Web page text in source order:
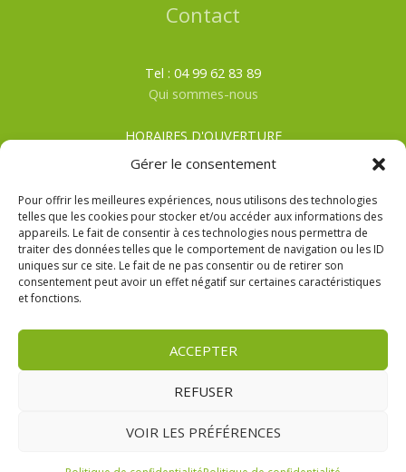
Gérer le consentement
Pour offrir les meilleures expériences, nous utilisons des technologies
telles que les cookies pour stocker et/ou accéder aux informations des
appareils. Le fait de consentir à ces technologies nous permettra de
traiter des données telles que le comportement de navigation ou les ID
uniques sur ce site. Le fait de ne pas consentir ou de retirer son
consentement peut avoir un effet négatif sur certaines caractéristiques
et fonctions.
ACCEPTER
REFUSER
VOIR LES PRÉFÉRENCES
Contact
Tel : 04 99 62 83 89
Qui sommes-nous
HORAIRES D'OUVERTURE
Du lundi au samedi
HIVER: De 8h00 à 19h00
CGV
Mentions Légales
Politique de confidentialité
Copyright © 2026 | La Cabane Drive Mauguio Réalisation